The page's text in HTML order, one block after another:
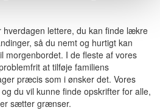
hverdagen lettere, du kan finde lækre
så du nemt og hurtigt kan
morgenbordet. I de fleste af vores
at tilføje familiens
præcis som i ønsker det. Vores
du vil kunne finde opskrifter for alle,
sætter grænser.